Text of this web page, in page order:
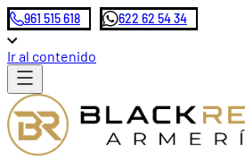
961 515 618 622 62 54 34
Ir al contenido